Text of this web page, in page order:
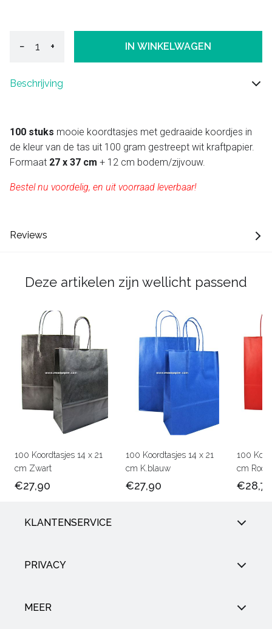
− + IN WINKELWAGEN
Beschrijving
100 stuks mooie koordtasjes met gedraaide koordjes in
de kleur van de tas uit 100 gram gestreept wit kraftpapier.
Formaat 27 x 37 cm + 12 cm bodem/zijvouw.
Bestel nu voordelig, en uit voorraad leverbaar!
Reviews
Deze artikelen zijn wellicht passend
100 Koordtasjes 14 x 21
cm Zwart
€27,90
100 Koordtasjes 14 x 21
cm K.blauw
€27,90
100
cm Rood
€28,75
KLANTENSERVICE
PRIVACY
MEER